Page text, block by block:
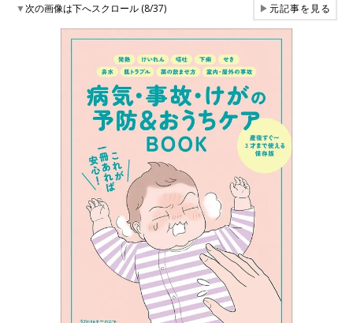
▼次の画像は下へスクロール (8/37) ▶元記事を見る